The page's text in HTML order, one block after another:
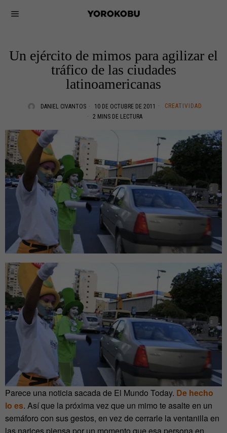
Un ejército de mimos para agilizar el
tráfico de las ciudades
latinoamericanas
DANIEL CIVANTOS 10 DE OCTUBRE DE 2011
CREATIVIDAD
2 MINS DE LECTURA
Parece una noticia sacada de El Mundo Today. De hecho
lo es. Así que la próxima vez que un mimo te asalte en un
semáforo con sus gestos, en vez de cerrarle la ventanilla en